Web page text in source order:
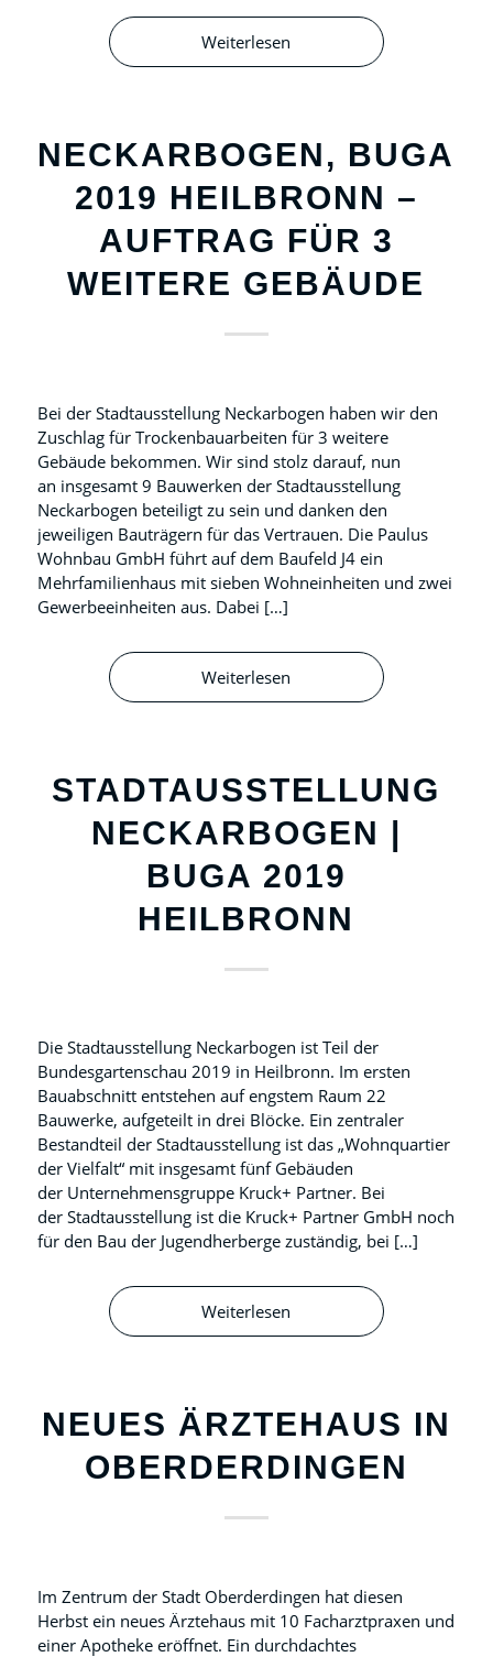
Weiterlesen
NECKARBOGEN, BUGA
2019 HEILBRONN –
AUFTRAG FÜR 3
WEITERE GEBÄUDE
Bei der Stadtausstellung Neckarbogen haben wir den
Zuschlag für Trockenbauarbeiten für 3 weitere
Gebäude bekommen. Wir sind stolz darauf, nun
an insgesamt 9 Bauwerken der Stadtausstellung
Neckarbogen beteiligt zu sein und danken den
jeweiligen Bauträgern für das Vertrauen. Die Paulus
Wohnbau GmbH führt auf dem Baufeld J4 ein
Mehrfamilienhaus mit sieben Wohneinheiten und zwei
Gewerbeeinheiten aus. Dabei […]
Weiterlesen
STADTAUSSTELLUNG
NECKARBOGEN |
BUGA 2019
HEILBRONN
Die Stadtausstellung Neckarbogen ist Teil der
Bundesgartenschau 2019 in Heilbronn. Im ersten
Bauabschnitt entstehen auf engstem Raum 22
Bauwerke, aufgeteilt in drei Blöcke. Ein zentraler
Bestandteil der Stadtausstellung ist das „Wohnquartier
der Vielfalt“ mit insgesamt fünf Gebäuden
der Unternehmensgruppe Kruck+ Partner. Bei
der Stadtausstellung ist die Kruck+ Partner GmbH noch
für den Bau der Jugendherberge zuständig, bei […]
Weiterlesen
NEUES ÄRZTEHAUS IN
OBERDERDINGEN
Im Zentrum der Stadt Oberderdingen hat diesen
Herbst ein neues Ärztehaus mit 10 Facharztpraxen und
einer Apotheke eröffnet. Ein durchdachtes